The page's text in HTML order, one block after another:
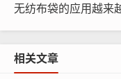
无纺布袋的应用越来
相关文章